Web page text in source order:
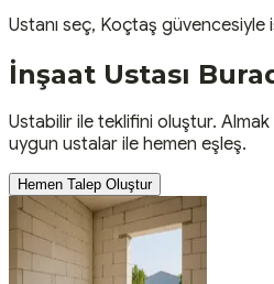
Ustanı seç, Koçtaş güvencesiyle
İnşaat Ustası
Ustabilir ile teklifini oluştur.
uygun ustalar ile hemen eşleş.
Hemen Talep Oluştur